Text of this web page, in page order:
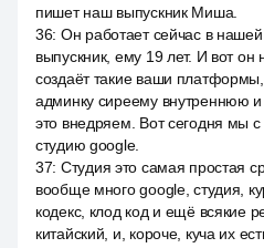
пишет наш выпускник Миша.
36: Он работает сейчас в
выпускник, ему 19 лет. И вот он
создаёт такие ваши
админку сиреему внутреннюю и
это внедряем. Вот сегодня мы
студию google.
37: Студия это самая простая
вообще много google, студия,
кодекс, клод код и ещё всякие
китайский, и, короче, куча их